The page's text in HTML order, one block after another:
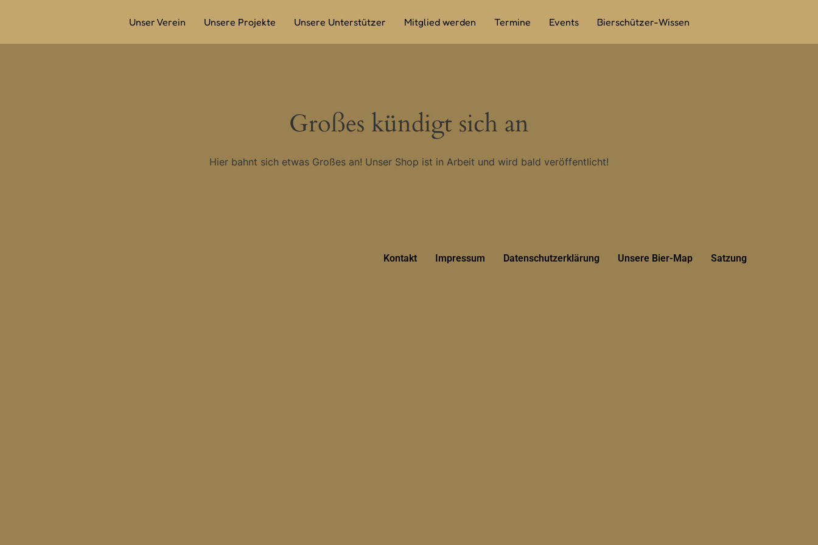
Unser Verein Unsere Projekte Unsere Unterstützer Mitglied werden Termine Events Bierschützer-Wissen
Großes kündigt sich an
Hier bahnt sich etwas Großes an! Unser Shop ist in Arbeit und wird bald veröffentlicht!
Kontakt Impressum Datenschutzerklärung Unsere Bier-Map Satzung